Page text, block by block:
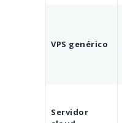
VPS genérico
Servidor